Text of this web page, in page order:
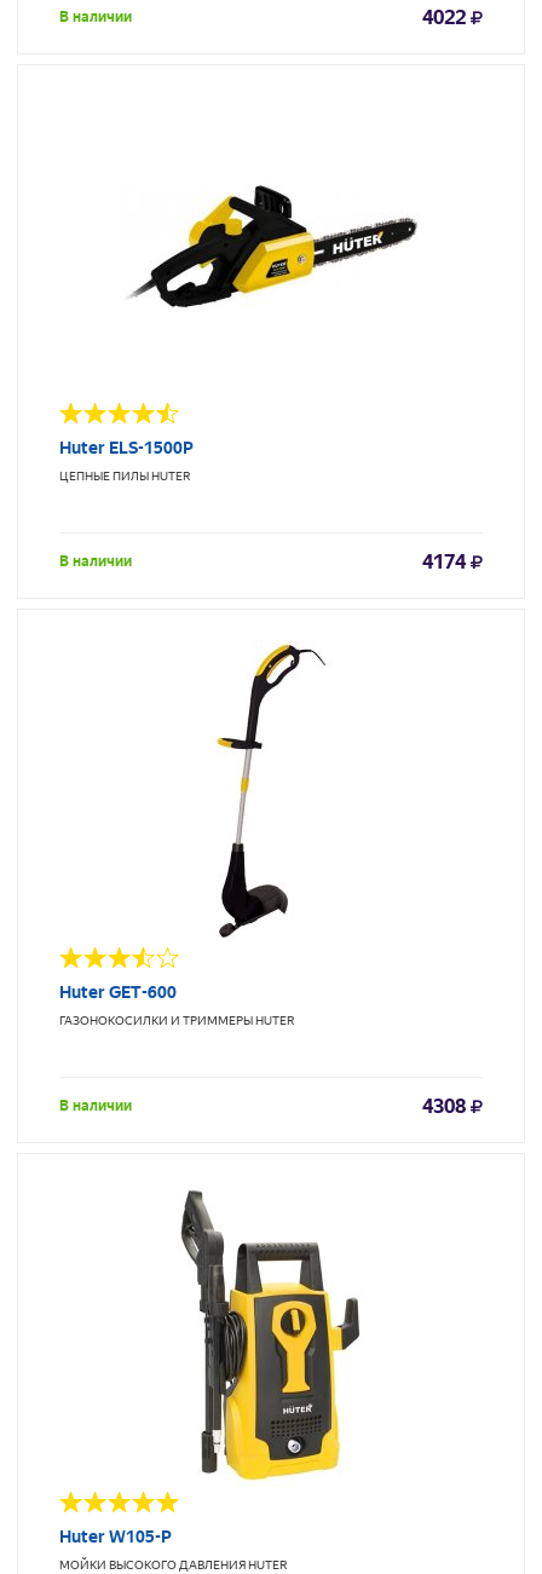
В наличии 4022
Huter ELS-1500P
ЦЕПНЫЕ ПИЛЫHUTER
В наличии 4174
Huter GET-600
ГАЗОНОКОСИЛКИ И ТРИММЕРЫHUTER
В наличии 4308
Huter W105-P
МОЙКИ ВЫСОКОГО ДАВЛЕНИЯHUTER